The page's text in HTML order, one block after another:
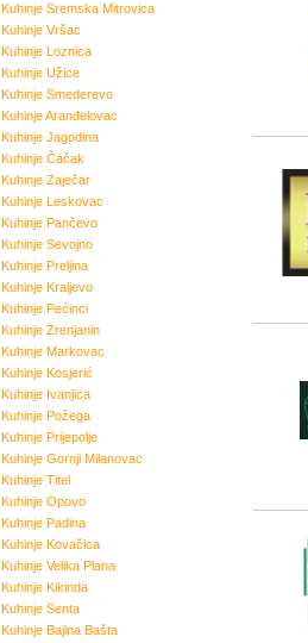
Kuhinje Sremska Mitrovica
Kuhinje Vršac
Kuhinje Loznica
Kuhinje Užice
Kuhinje Smederevo
KuhinjeAranđelovac
Kuhinje Jagodina
Kuhinje Čačak
Kuhinje Zaječar
Kuhinje Leskovac
Kuhinje Pančevo
Kuhinje Sevojno
Kuhinje Preljina
Kuhinje Kraljevo
Kuhinje Pećinci
Kuhinje Zrenjanin
Kuhinje Markovac
Kuhinje Kosjerić
Kuhinje Ivanjica
Kuhinje Požega
Kuhinje Prijepolje
Kuhinje Gornji Milanovac
Kuhinje Titel
Kuhinje Opovo
Kuhinje Padina
Kuhinje Kovačica
Kuhinje Velika Plana
Kuhinje Kikinda
Kuhinje Senta
Kuhinje Bajina Bašta